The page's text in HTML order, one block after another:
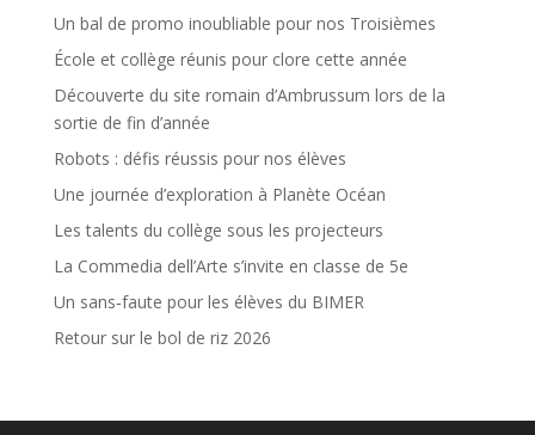
Un bal de promo inoubliable pour nos Troisièmes
École et collège réunis pour clore cette année
Découverte du site romain d’Ambrussum lors de la
sortie de fin d’année
Robots : défis réussis pour nos élèves
Une journée d’exploration à Planète Océan
Les talents du collège sous les projecteurs
La Commedia dell’Arte s’invite en classe de 5e
Un sans‑faute pour les élèves du BIMER
Retour sur le bol de riz 2026